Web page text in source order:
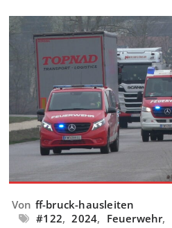
Von ff-bruck-hausleiten
#122, 2024, Feuerwehr,